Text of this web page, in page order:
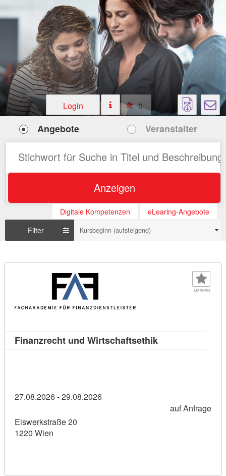
Login 0
Angebote Veranstalter
Anzeigen
Digitale Kompetenzen
eLearing-Angebote
Filter
Kursbeginn (aufsteigend)
MERKEN
Finanzrecht und WirtschaftsethikKursdetail:
27.08.2026 - 29.08.2026
auf Anfrage
Eiswerkstraße 20
1220 Wien